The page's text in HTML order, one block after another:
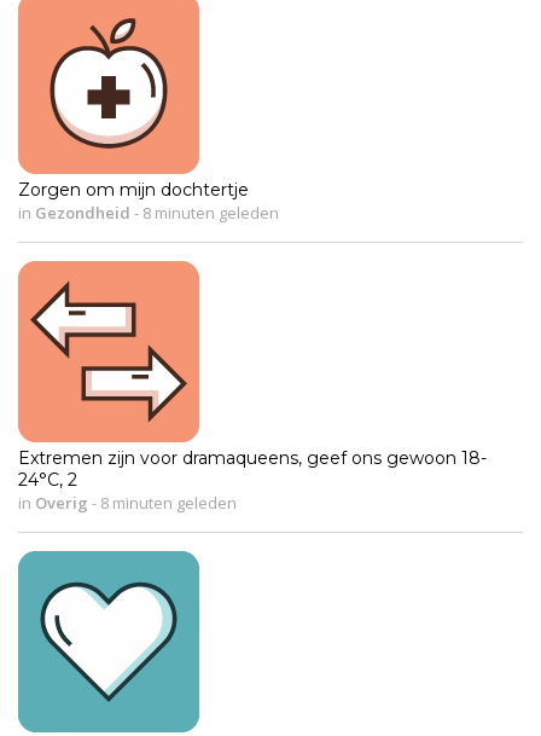
Zorgen om mijn dochtertje
in Gezondheid - 8 minuten geleden
Extremen zijn voor dramaqueens, geef ons gewoon 18-
24°C, 2
in Overig - 8 minuten geleden